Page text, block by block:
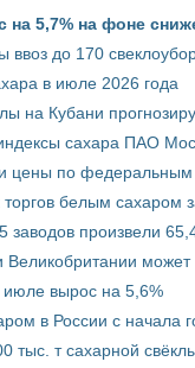
5,7% на фоне
ввоз до 170
в июле 2026 года
на Кубани
сахара ПАО
по федеральным
белым сахаром
произвели
Великобритании
вырос на 5,6%
в России с начала
тыс. т сахарной